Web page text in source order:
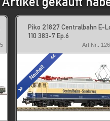
Piko 21827 Centralbahn E-
110 383-7 Ep.6
Art.Nr.: